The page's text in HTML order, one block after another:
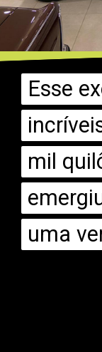
Esse
mil
uma
Esse
mil
uma